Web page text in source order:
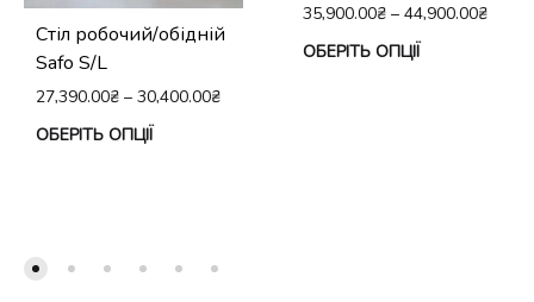
Стіл робочий/обідній
Safo S/L
27,390.00₴ – 30,400.00₴
ОБЕРІТЬ ОПЦІЇ
35,900.00₴ – 44,900.00₴
ОБЕРІТЬ ОПЦІЇ